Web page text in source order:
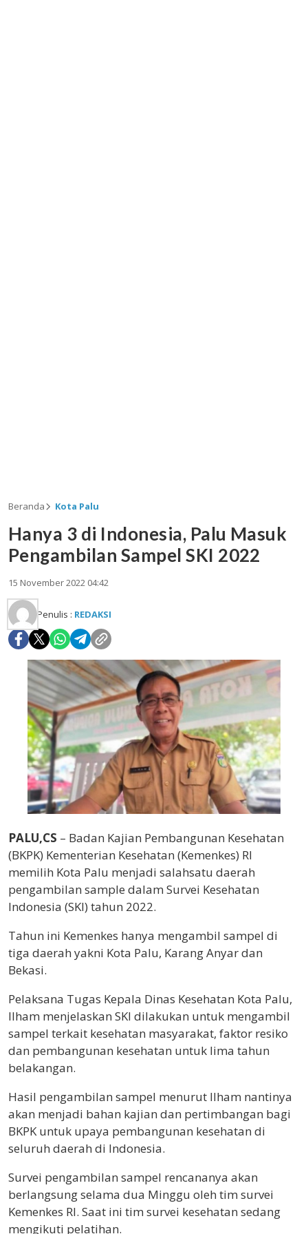
Beranda Kota Palu
Hanya 3 di Indonesia, Palu Masuk
Pengambilan Sampel SKI 2022
15 November 2022 04:42
Penulis : REDAKSI
PALU,CS – Badan Kajian Pembangunan Kesehatan
(BKPK) Kementerian Kesehatan (Kemenkes) RI
memilih Kota Palu menjadi salahsatu daerah
pengambilan sample dalam Survei Kesehatan
Indonesia (SKI) tahun 2022.
Tahun ini Kemenkes hanya mengambil sampel di
tiga daerah yakni Kota Palu, Karang Anyar dan
Bekasi.
Pelaksana Tugas Kepala Dinas Kesehatan Kota Palu,
Ilham menjelaskan SKI dilakukan untuk mengambil
sampel terkait kesehatan masyarakat, faktor resiko
dan pembangunan kesehatan untuk lima tahun
belakangan.
Hasil pengambilan sampel menurut Ilham nantinya
akan menjadi bahan kajian dan pertimbangan bagi
BKPK untuk upaya pembangunan kesehatan di
seluruh daerah di Indonesia.
Survei pengambilan sampel rencananya akan
berlangsung selama dua Minggu oleh tim survei
Kemenkes RI. Saat ini tim survei kesehatan sedang
mengikuti pelatihan.